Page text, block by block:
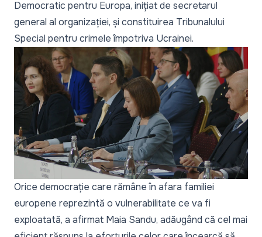
Democratic pentru Europa, inițiat de secretarul
general al organizației, și constituirea Tribunalului
Special pentru crimele împotriva Ucrainei.
Orice democrație care rămâne în afara familiei
europene reprezintă o vulnerabilitate ce va fi
exploatată, a afirmat Maia Sandu, adăugând că cel mai